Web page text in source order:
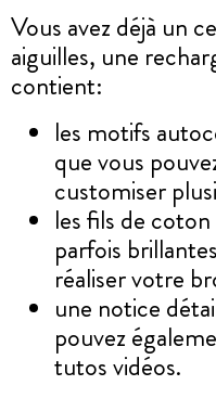
Vous avez déjà un
aiguilles, une
contient:
les motifs
que vous
customiser
les fils de
parfois
réaliser votre
une notice
pouvez
tutos vidéos.